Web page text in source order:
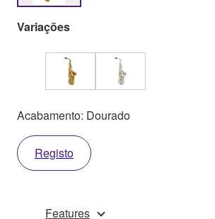
Variações
Acabamento: Dourado
Registo
Features